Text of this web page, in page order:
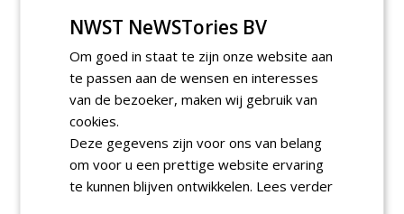
TENDERS
Gemeente Eindhoven gunt groot
onderhoud ''Stedelijk bos'' binnen de
bebouwingscontour houtkap aan
Boomrooierij Weijtmans.
donderdag 6 augustus 2026
NWST NeWSTories BV
Om goed in staat te zijn onze website aan
te passen aan de wensen en interesses
van de bezoeker, maken wij gebruik van
cookies.
Deze gegevens zijn voor ons van belang
om voor u een prettige website ervaring
te kunnen blijven ontwikkelen. Lees verder